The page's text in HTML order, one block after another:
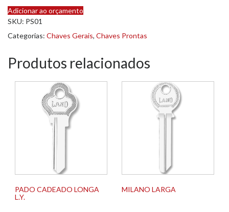
Adicionar ao orçamento
SKU: PS01
Categorias: Chaves Gerais, Chaves Prontas
Produtos relacionados
PADO CADEADO LONGA
L.Y.
MILANO LARGA